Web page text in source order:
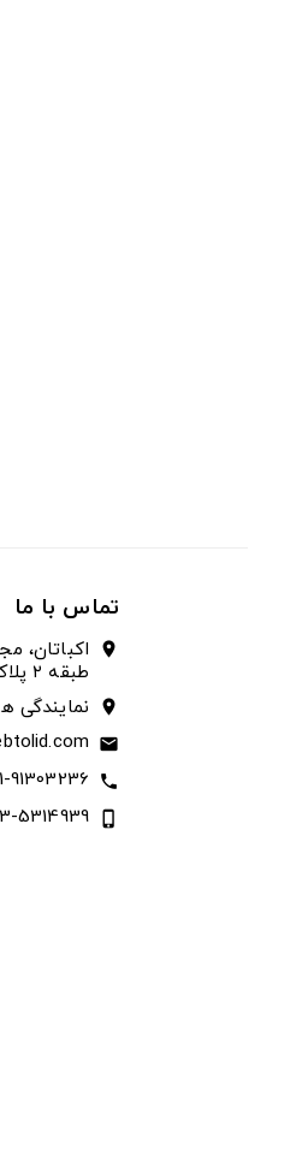
تماس با ما
location_on
اکباتان،
طبقه ۲ پلاک ۲۰۵
location_on نمایندگی
email
call
91303236
phone_iphone
5314939